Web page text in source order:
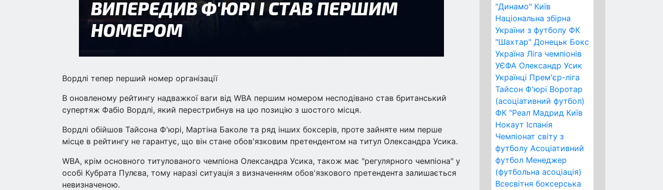
"Динамо" Київ
Національна збірна
України з футболу ФК
"Шахтар" Донецьк Бокс
Україна Ліга чемпіонів
УЄФА Олександр Усик
Українці Прем'єр-ліга
Тайсон Ф'юрі Воротар
(асоціативний футбол)
ФК "Реал Мадрид Київ
Нокаут Іспанія
Чемпіонат світу з
футболу Асоціативний
футбол Менеджер
(футбольна асоціація)
Всесвітня боксерська
Вордлі тепер перший номер організації
В оновленому рейтингу надважкої ваги від WBA першим номером несподівано став британський
супертяж Фабіо Вордлі, який перестрибнув на цю позицію з шостого місця.
Вордлі обійшов Тайсона Ф'юрі, Мартіна Баколе та ряд інших боксерів, проте зайняте ним перше
місце в рейтингу не гарантує, що він стане обов'язковим претендентом на титул Олександра Усика.
WBA, крім основного титулованого чемпіона Олександра Усика, також має "регулярного чемпіона" у
особі Кубрата Пулєва, тому наразі ситуація з визначенням обов'язкового претендента залишається
невизначеною.